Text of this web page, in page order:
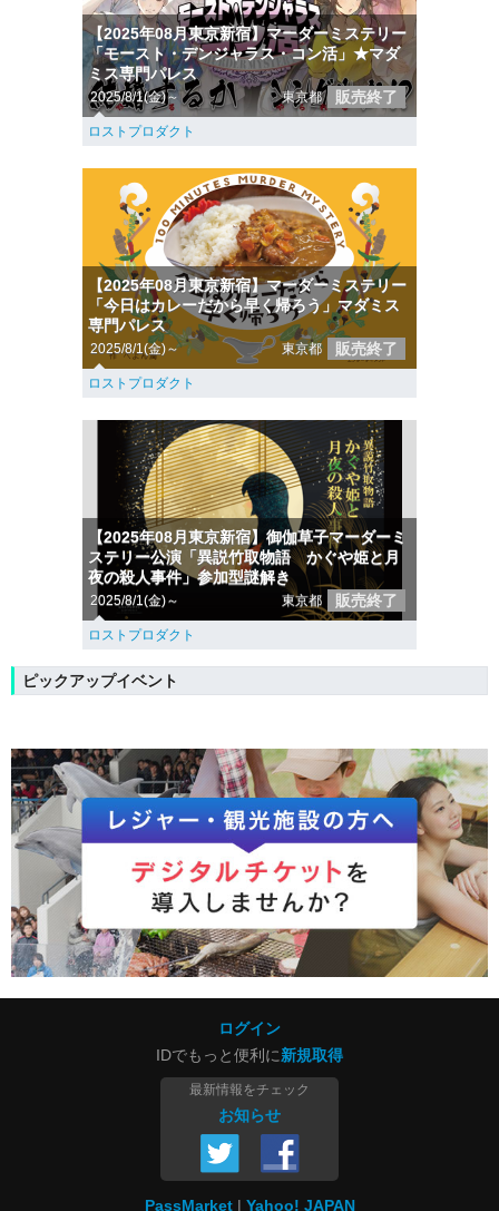
【2025年08月東京新宿】マーダーミステリー
「モースト・デンジャラス・コン活」★マダ
ミス専門パレス
2025/8/1(金)～ 東京都 販売終了
ロストプロダクト
【2025年08月東京新宿】マーダーミステリー
「今日はカレーだから早く帰ろう」マダミス
専門パレス
2025/8/1(金)～ 東京都 販売終了
ロストプロダクト
【2025年08月東京新宿】御伽草子マーダーミ
ステリー公演「異説竹取物語 かぐや姫と月
夜の殺人事件」参加型謎解き
2025/8/1(金)～ 東京都 販売終了
ロストプロダクト
ピックアップイベント
ログイン
IDでもっと便利に新規取得
最新情報をチェック
お知らせ
PassMarket Yahoo! JAPAN